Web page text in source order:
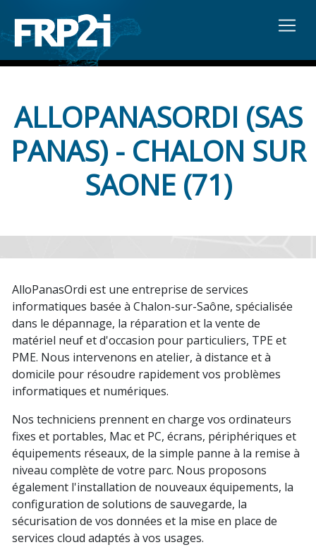
ALLOPANASORDI (SAS
PANAS) - CHALON SUR
SAONE (71)
AlloPanasOrdi est une entreprise de services
informatiques basée à Chalon-sur-Saône, spécialisée
dans le dépannage, la réparation et la vente de
matériel neuf et d'occasion pour particuliers, TPE et
PME. Nous intervenons en atelier, à distance et à
domicile pour résoudre rapidement vos problèmes
informatiques et numériques.
Nos techniciens prennent en charge vos ordinateurs
fixes et portables, Mac et PC, écrans, périphériques et
équipements réseaux, de la simple panne à la remise à
niveau complète de votre parc. Nous proposons
également l'installation de nouveaux équipements, la
configuration de solutions de sauvegarde, la
sécurisation de vos données et la mise en place de
services cloud adaptés à vos usages.